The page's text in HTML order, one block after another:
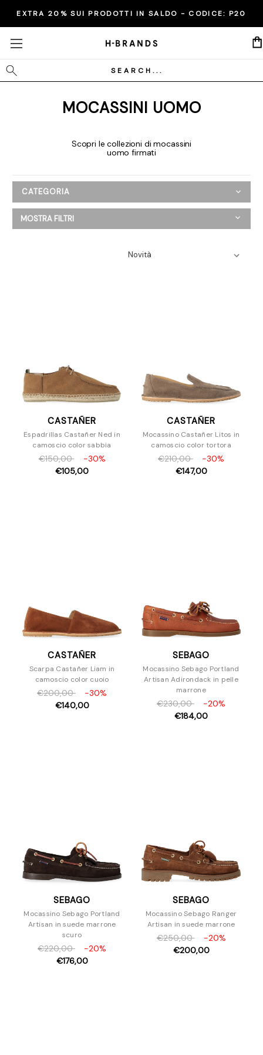
EXTRA 20% SUI PRODOTTI IN SALDO - CODICE: P20
Cerca
MOCASSINI UOMO
Scopri le collezioni di mocassini
uomo firmati
CATEGORIA
Uomo
MOSTRA FILTRI
CASTAÑER
Espadrillas Castañer Ned in
camoscio color sabbia
€150,00
-30%
€105,00
CASTAÑER
Mocassino Castañer Litos in
camoscio color tortora
€210,00
-30%
€147,00
CASTAÑER
Scarpa Castañer Liam in
camoscio color cuoio
€200,00
-30%
€140,00
SEBAGO
Mocassino Sebago Portland
Artisan Adirondack in pelle
marrone
€230,00
-20%
€184,00
SEBAGO
Mocassino Sebago Portland
Artisan in suede marrone
scuro
€220,00
-20%
€176,00
SEBAGO
Mocassino Sebago Ranger
Artisan in suede marrone
€250,00
-20%
€200,00